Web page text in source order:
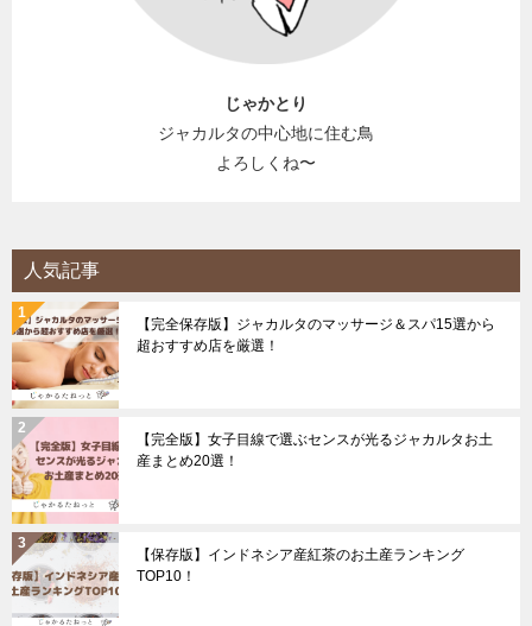
じゃかとり
ジャカルタの中心地に住む鳥
よろしくね〜
人気記事
【完全保存版】ジャカルタのマッサージ＆スパ15選から
超おすすめ店を厳選！
【完全版】女子目線で選ぶセンスが光るジャカルタお土
産まとめ20選！
【保存版】インドネシア産紅茶のお土産ランキング
TOP10！